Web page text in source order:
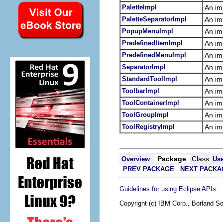
PaletteImpl An
PaletteSeparatorImpl An
PopupMenuImpl An
PredefinedItemImpl An
PredefinedMenuImpl An
SeparatorImpl An
StandardToolImpl An
ToolbarImpl An
ToolContainerImpl An
ToolGroupImpl An
ToolRegistryImpl An
Overview Package Class
PREV PACKAGE
NEXT
Guidelines for using Eclipse APIs
Copyright (c) IBM Corp., Borland